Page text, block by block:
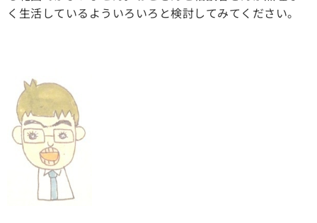
く生活しているよういろいろと検討してみてください。